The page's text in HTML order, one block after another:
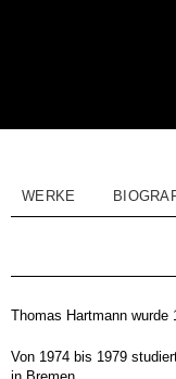
WERKE
Thomas Hartmann wurde
Von 1974 bis 1979